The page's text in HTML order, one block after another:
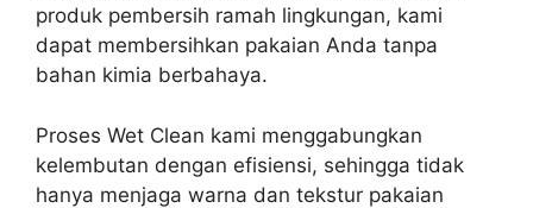
produk pembersih ramah lingkungan, kami
dapat membersihkan pakaian Anda tanpa
bahan kimia berbahaya.
Proses Wet Clean kami menggabungkan
kelembutan dengan efisiensi, sehingga tidak
hanya menjaga warna dan tekstur pakaian